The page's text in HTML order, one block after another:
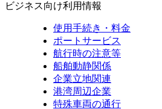
ビジネス向け利用情報
使用手続き・料金
ポートサービス
航行時の注意等
船舶動静関係
企業立地関連
港湾周辺企業
特殊車両の通行